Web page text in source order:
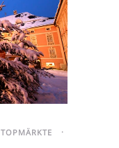
TOPMÄRKTE